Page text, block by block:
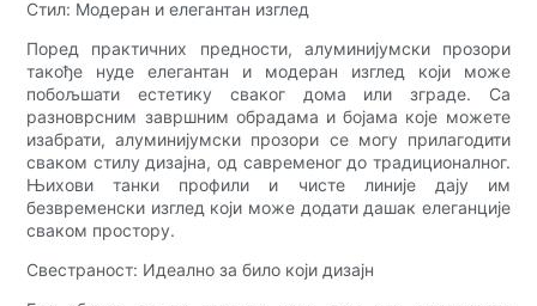
Стил: Модеран и елегантан изглед
Поред практичних предности, алуминијумски прозори
такође нуде елегантан и модеран изглед који може
побољшати естетику сваког дома или зграде. Са
разноврсним завршним обрадама и бојама које можете
изабрати, алуминијумски прозори се могу прилагодити
сваком стилу дизајна, од савременог до традиционалног.
Њихови танки профили и чисте линије дају им
безвременски изглед који може додати дашак елеганције
сваком простору.
Свестраност: Идеално за било који дизајн